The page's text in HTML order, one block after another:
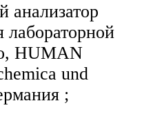
лабораторной
HUMAN
und
;